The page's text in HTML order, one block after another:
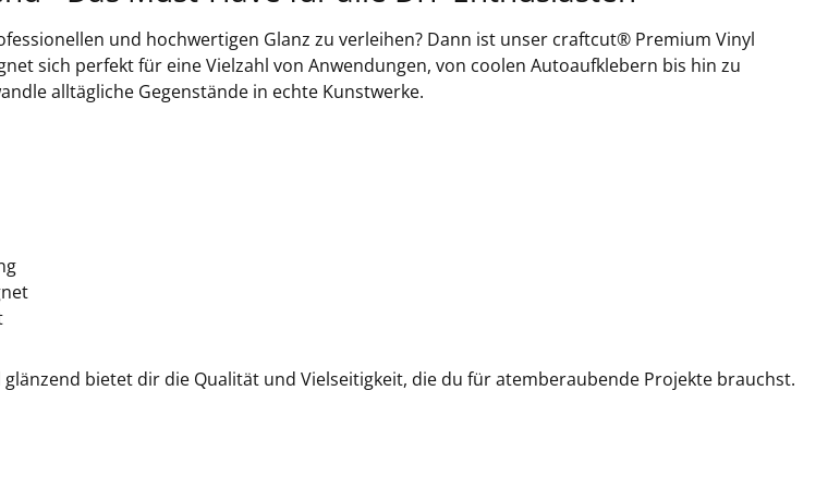
G29 Pastel-Blue
und hochwertigen Glanz zu verleihen? Dann ist unser craftcut® Premium Vinyl
sich perfekt für eine Vielzahl von Anwendungen, von coolen Autoaufklebern bis hin zu
alltägliche Gegenstände in echte Kunstwerke.
bietet dir die Qualität und Vielseitigkeit, die du für atemberaubende Projekte brauchst.